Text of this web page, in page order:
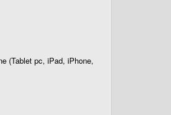
(Tablet pc, iPad, iPhone,